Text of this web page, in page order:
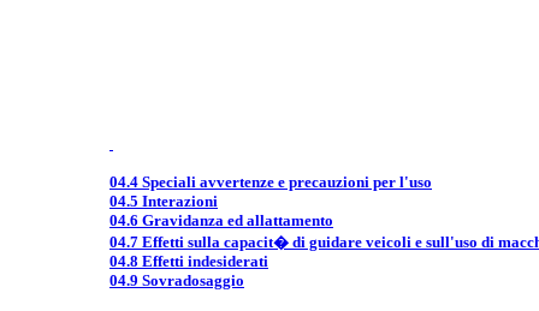
04.4 Speciali avvertenze e precauzioni per l'uso
04.5 Interazioni
04.6 Gravidanza ed allattamento
04.7 Effetti sulla capacit� di guidare veicoli e sull'uso di
04.8 Effetti indesiderati
04.9 Sovradosaggio